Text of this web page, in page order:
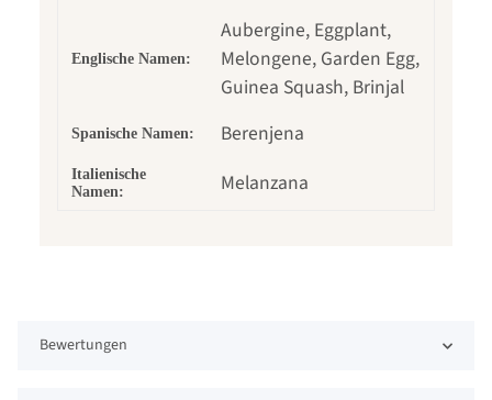
Englische Namen:
Aubergine, Eggplant,
Melongene, Garden Egg,
Guinea Squash, Brinjal
Spanische Namen: Berenjena
Italienische
Namen:
Melanzana
Bewertungen